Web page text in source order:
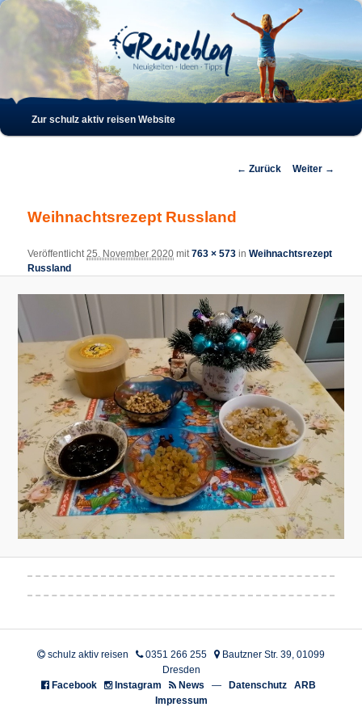
Hauptmenü
Zum
Zum
Zur schulz aktiv reisen Website
Bilder-
← Zurück Weiter →
Weihnachtsrezept Russland
Veröffentlicht25. November 2020 mit763 × 573 inWeihnachtsrezept
Russland
schulz aktiv reisen 0351 266 255
Bautzner Str. 39, 01099
Dresden
Facebook
Instagram News — Datenschutz
ARB
Impressum